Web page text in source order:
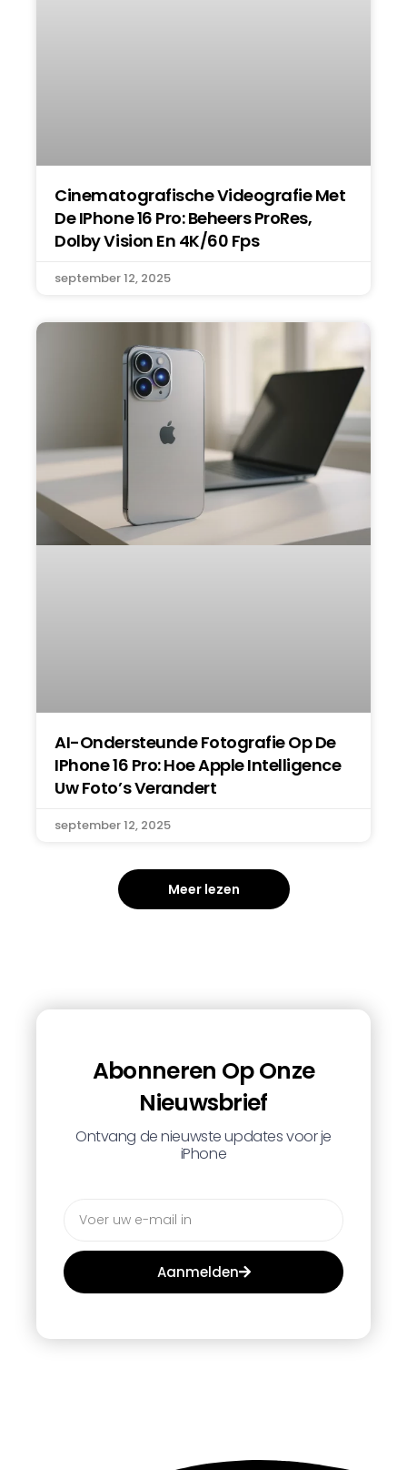
Cinematografische Videografie Met
De IPhone 16 Pro: Beheers ProRes,
Dolby Vision En 4K/60 Fps
september 12, 2025
AI-Ondersteunde Fotografie Op De
IPhone 16 Pro: Hoe Apple Intelligence
Uw Foto’s Verandert
september 12, 2025
Meer lezen
Abonneren Op Onze
Nieuwsbrief
Ontvang de nieuwste updates voor je
iPhone
Aanmelden